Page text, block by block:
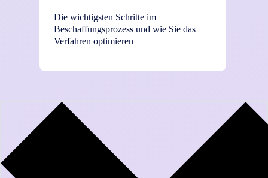
Die wichtigsten Schritte im
Beschaffungsprozess und wie Sie das
Verfahren optimieren